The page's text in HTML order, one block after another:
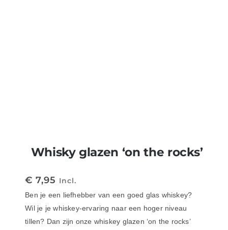
Whisky glazen ‘on the rocks’
€ 7,95 Incl.
Ben je een liefhebber van een goed glas whiskey?
Wil je je whiskey-ervaring naar een hoger niveau
tillen? Dan zijn onze whiskey glazen ‘on the rocks’